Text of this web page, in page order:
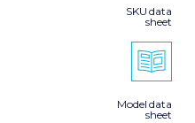
SKU data
sheet
Model data
sheet